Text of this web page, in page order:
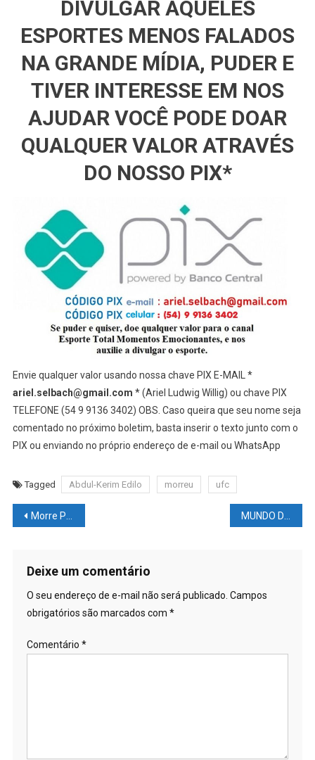
DIVULGAR AQUELES
ESPORTES MENOS FALADOS
NA GRANDE MÍDIA, PUDER E
TIVER INTERESSE EM NOS
AJUDAR VOCÊ PODE DOAR
QUALQUER VALOR ATRAVÉS
DO NOSSO PIX*
Envie qualquer valor usando nossa chave PIX E-MAIL *
ariel.selbach@gmail.com * (Ariel Ludwig Willig) ou chave PIX
TELEFONE (54 9 9136 3402) OBS. Caso queira que seu nome seja
comentado no próximo boletim, basta inserir o texto junto com o
PIX ou enviando no próprio endereço de e-mail ou WhatsApp
Tagged Abdul-Kerim Edilo morreu ufc
Navegação
Post
Morre Pelé, ao 82 anos
Deixe um comentário
O seu endereço de e-mail não será publicado. Campos
obrigatórios são marcados com *
Comentário *